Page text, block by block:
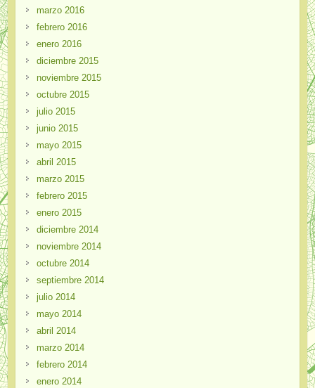
marzo 2016
febrero 2016
enero 2016
diciembre 2015
noviembre 2015
octubre 2015
julio 2015
junio 2015
mayo 2015
abril 2015
marzo 2015
febrero 2015
enero 2015
diciembre 2014
noviembre 2014
octubre 2014
septiembre 2014
julio 2014
mayo 2014
abril 2014
marzo 2014
febrero 2014
enero 2014